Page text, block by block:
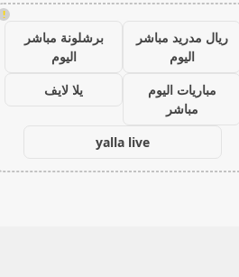
!
ريال مدريد مباشر
اليوم
برشلونة مباشر
اليوم
مباريات اليوم
مباشر
يلا لايف
yalla live